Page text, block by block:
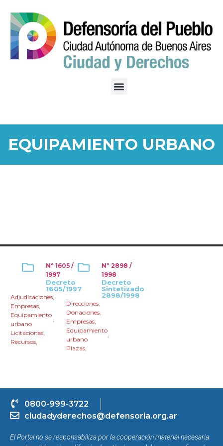
EQUIPAMIENTO URBANO
Nº 1605 /
1997
Decreto
1605/1997
Adjudicaciones,
Empresas,
Equipamiento
urbano
,
Licitaciones,
Recursos,
Nº 2898 /
1998
Decreto
Sintetizado
2898/1998
Direcciones,
Donaciones,
Empresas,
Equipamiento
urbano
,
Plazas,
0800-999-3722
ciudadyderechos@defensoria.org.ar
El Portal no se responsabiliza por la cooperación material necesaria